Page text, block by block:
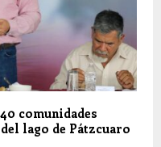
comunidades
lago de Pátzcuaro